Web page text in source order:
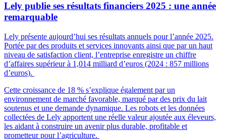
Lely publie ses résultats financiers 2025 : une année
remarquable
Lely présente aujourd’hui ses résultats annuels pour l’année 2025.
Portée par des produits et services innovants ainsi que par un haut
niveau de satisfaction client, l’entreprise enregistre un chiffre
d’affaires supérieur à 1,014 milliard d’euros (2024 : 857 millions
d’euros).
Cette croissance de 18 % s’explique également par un
environnement de marché favorable, marqué par des prix du lait
soutenus et une demande dynamique. Les robots et les données
collectées de Lely apportent une réelle valeur ajoutée aux éleveurs,
les aidant à construire un avenir plus durable, profitable et
prometteur pour l’agriculture.